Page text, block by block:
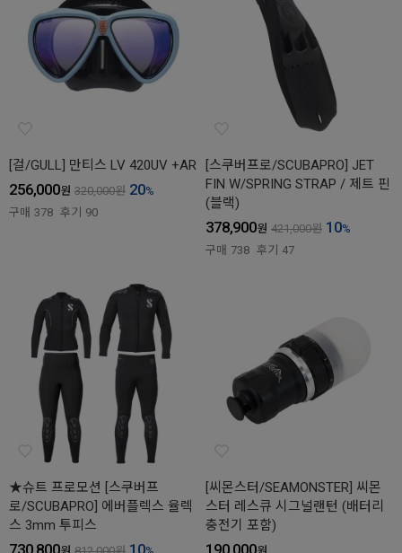
[걸/GULL] 만티스 LV 420UV +AR
256,000원 320,000원 20%
구매 378 후기 90
[스쿠버프로/SCUBAPRO] JET
FIN W/SPRING STRAP / 제트 핀
(블랙)
378,900원 421,000원 10%
구매 738 후기 47
★슈트 프로모션 [스쿠버프
로/SCUBAPRO] 에버플렉스 율렉
스 3mm 투피스
730,800 10
[씨몬스터/SEAMONSTER] 씨몬
스터 레스큐 시그널랜턴 (배터리
충전기 포함)
190,000